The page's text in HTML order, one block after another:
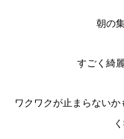
朝の
すごく綺
ワクワクが止まらない